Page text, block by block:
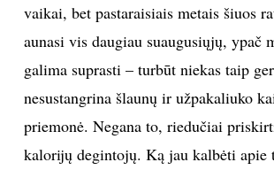
vaikai, bet pastaraisiais metais šiuos
aunasi vis daugiau suaugusiųjų, ypač
galima suprasti – turbūt niekas taip
nesustangrina šlaunų ir užpakaliuko
priemonė. Negana to, riedučiai
kalorijų degintojų. Ką jau kalbėti apie